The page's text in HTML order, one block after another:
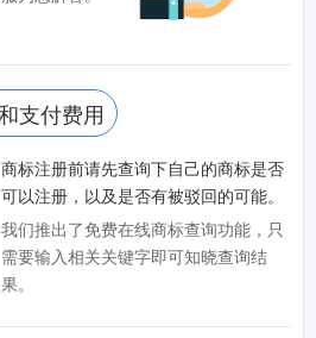
支付费用
商标注册前请先查询下自己的商标是否
可以注册，以及是否有被驳回的可能。
我们推出了免费在线商标查询功能，只
需要输入相关关键字即可知晓查询结
果。